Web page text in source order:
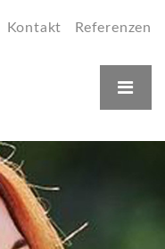
Kontakt Referenzen